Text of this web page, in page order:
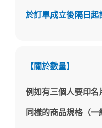
於訂單成立後隔日起
【關於數量】
例如有三個人要印名
同樣的商品規格（